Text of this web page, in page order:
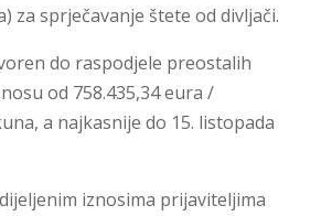
za sprječavanje štete od divljači.
do raspodjele preostalih
od 758.435,34 eura /
a najkasnije do 15. listopada
iznosima prijaviteljima